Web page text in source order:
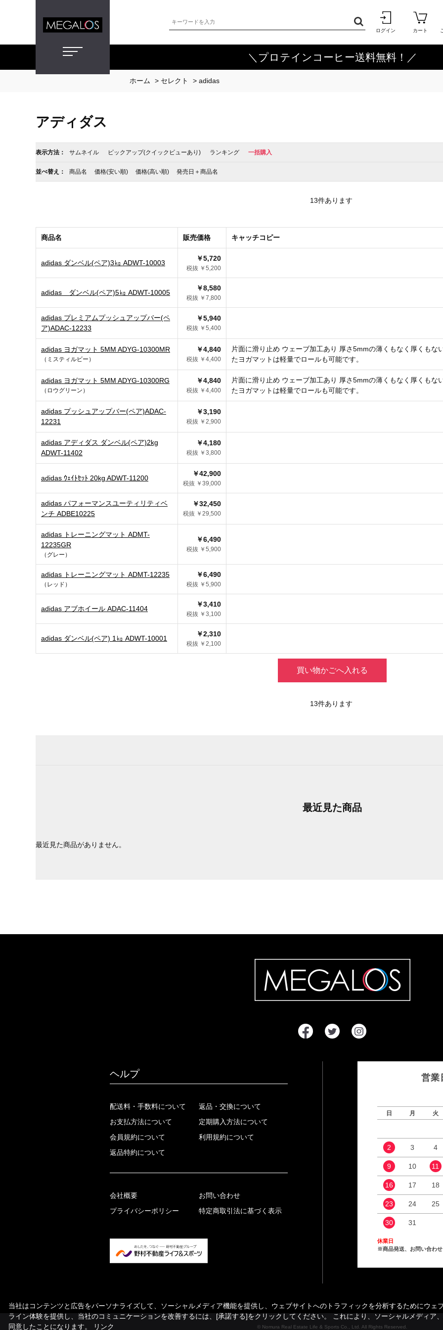
ログイン カート
＼プロテインコーヒー送料無料！／
ホーム > セレクト > adidas
アディダス
表示方法： サムネイル ピックアップ(クイックビューあり) ランキング 一括購入
並べ替え： 商品名 価格(安い順) 価格(高い順) 発売日＋商品名
13件あります
商品名 販売価格 キャッチコピー
adidas ダンベル(ペア)3㎏ ADWT-10003
￥5,720
税抜 ￥5,200
adidas ダンベル(ペア)5㎏ ADWT-10005
￥8,580
税抜 ￥7,800
adidas プレミアムプッシュアップバー(ペ
ア)ADAC-12233
￥5,940
税抜 ￥5,400
adidas ヨガマット 5MM ADYG-10300MR
（ミスティルビー）
￥4,840
税抜 ￥4,400
片面に滑り止め ウェーブ加工あり 厚さ5mmの薄くもなく厚くもな
たヨガマットは軽量でロールも可能です。
adidas ヨガマット 5MM ADYG-10300RG
（ロウグリーン）
￥4,840
税抜 ￥4,400
片面に滑り止め ウェーブ加工あり 厚さ5mmの薄くもなく厚くもな
たヨガマットは軽量でロールも可能です。
adidas プッシュアップバー(ペア)ADAC-
12231
￥3,190
税抜 ￥2,900
adidas アディダス ダンベル(ペア)2kg
ADWT-11402
￥4,180
税抜 ￥3,800
adidas ｳｪｲﾄｾｯﾄ 20kg ADWT-11200
￥42,900
税抜 ￥39,000
adidas パフォーマンスユーティリティベ
ンチ ADBE10225
￥32,450
税抜 ￥29,500
adidas トレーニングマット ADMT-
12235GR
（グレー）
￥6,490
税抜 ￥5,900
adidas トレーニングマット ADMT-12235
（レッド）
￥6,490
税抜 ￥5,900
adidas アブホイール ADAC-11404
￥3,410
税抜 ￥3,100
adidas ダンベル(ペア) 1㎏ ADWT-10001
￥2,310
税抜 ￥2,100
買い物かごへ入れる
13件あります
最近見た商品
最近見た商品がありません。
ヘルプ
配送料・手数料について
お支払方法について
会員規約について
返品特約について
返品・交換について
定期購入方法について
利用規約について
会社概要
プライバシーポリシー
お問い合わせ
特定商取引法に基づく表示
営業
日 月 火
2 3 4
9 10 11
16 17 18
23 24 25
30 31
休業日
※商品発送、お問い合わせ
© Nomura Real Estate Life & Sports Co., Ltd. All Rights Reserved.
当社はコンテンツと広告をパーソナライズして、ソーシャルメディア機能を提供し、ウェブサイトへのトラフィックを分析するためにウェ
ライン体験を提供し、当社のコミュニケーションを改善するには、[承諾する]をクリックしてください。 これにより、ソーシャルメディア
同意したことになります。
リンク